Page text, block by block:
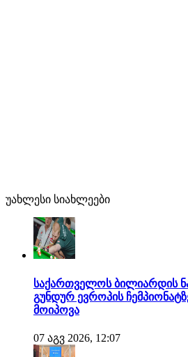
უახლესი სიახლეები
საქართველოს ბილიარდის
გუნდურ ევროპის
მოიპოვა
07 აგვ 2026, 12:07